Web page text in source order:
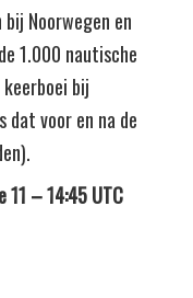
Noorwegen en
1.000 nautische
bij
dat voor en na de
11 – 14:45 UTC